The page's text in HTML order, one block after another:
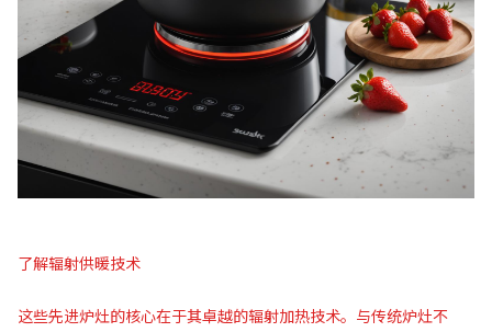
了解辐射供暖技术
这些先进炉灶的核心在于其卓越的辐射加热技术。与传统炉灶不